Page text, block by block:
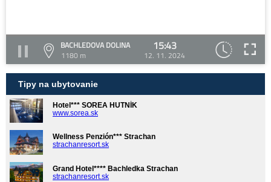
BACHLEDOVA DOLINA
1180 m
15:43
12. 11. 2024
Tipy na ubytovanie
Hotel*** SOREA HUTNÍK
www.sorea.sk
Wellness Penzión*** Strachan
strachanresort.sk
Grand Hotel**** Bachledka Strachan
strachanresort.sk